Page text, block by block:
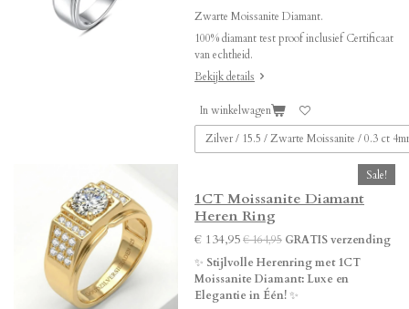
Zwarte Moissanite Diamant.
100% diamant test proof inclusief Certificaat
van echtheid.
Bekijk details
In winkelwagen
Sale!
1CT Moissanite Diamant
Heren Ring
€ 134,95€ 164,95 GRATIS verzending
✨ Stijlvolle Herenring met 1CT
Moissanite Diamant: Luxe en
Elegantie in Één!✨